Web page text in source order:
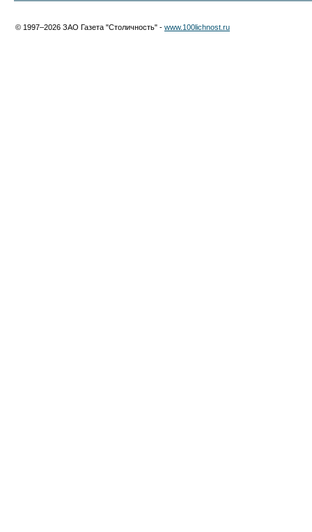
© 1997–2026 ЗАО Газета "Столичность" - www.100lichnost.ru